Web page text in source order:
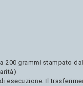
grammi stampato
esecuzione. Il